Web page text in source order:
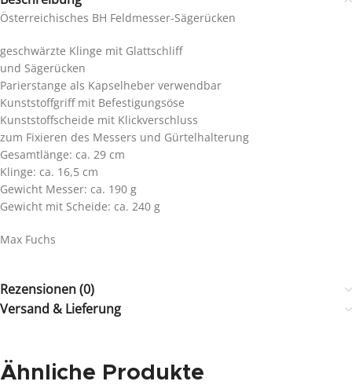
Österreichisches BH Feldmesser-Sägerücken
geschwärzte Klinge mit Glattschliff
und Sägerücken
Parierstange als Kapselheber verwendbar
Kunststoffgriff mit Befestigungsöse
Kunststoffscheide mit Klickverschluss
zum Fixieren des Messers und Gürtelhalterung
Gesamtlänge: ca. 29 cm
Klinge: ca. 16,5 cm
Gewicht Messer: ca. 190 g
Gewicht mit Scheide: ca. 240 g
Max Fuchs
Rezensionen (0)
Versand & Lieferung
Ähnliche Produkte